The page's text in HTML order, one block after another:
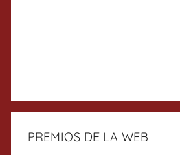
PREMIOS DE LA WEB